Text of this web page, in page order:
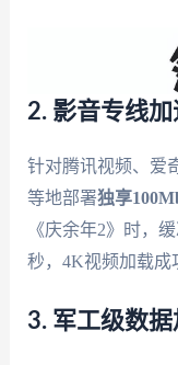
2. 影音专线
针对腾讯视频、爱
等地部署独享
《庆余年2》时，
秒，4K视频加载成
3. 军工级数